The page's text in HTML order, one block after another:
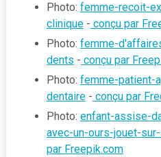
Photo: femme-recoit-
clinique- conçu par
Photo: femme-
dents - conçu par
Photo: femme-patient-
dentaire- conçu par
Photo: enfant-assise-
avec-un-ours-jouet-
par Freepik.com